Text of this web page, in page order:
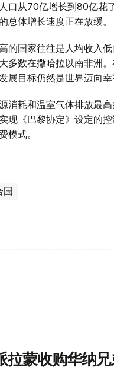
口从70亿增长到80亿花
总体增长速度正在放缓。
的国家往往是人均收入
多数在撒哈拉以南非洲
展目标仍然是世界迈向幸
消耗和温室气体排放最
现《巴黎协定》设定的
模式。
国
拉蒙收购华纳